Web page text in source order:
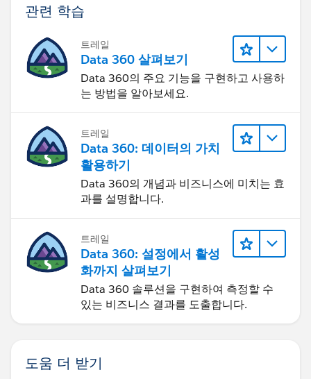
관련 학습
트레일
Data 360 살펴보기
Data 360의 주요 기능을 구현하고 사용하
는 방법을 알아보세요.
트레일
Data 360: 데이터의 가치
활용하기
Data 360의 개념과 비즈니스에 미치는 효
과를 설명합니다.
트레일
Data 360: 설정에서 활성
화까지 살펴보기
Data 360 솔루션을 구현하여 측정할 수
있는 비즈니스 결과를 도출합니다.
도움 더 받기